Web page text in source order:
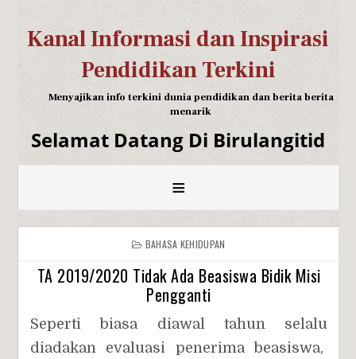
Kanal Informasi dan Inspirasi
Pendidikan Terkini
Menyajikan info terkini dunia pendidikan dan berita berita
menarik
Selamat Datang Di Birulangitid
≡
BAHASA KEHIDUPAN
TA 2019/2020 Tidak Ada Beasiswa Bidik Misi
Pengganti
Seperti biasa diawal tahun selalu
diadakan evaluasi penerima beasiswa,